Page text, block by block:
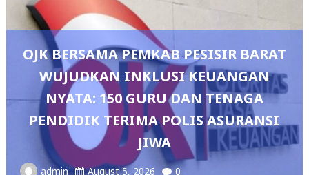
Pedang Pora Sambut Kombes
Sianipar, Babak Baru
Polresta Bandar Lampung
admin August 4, 2026